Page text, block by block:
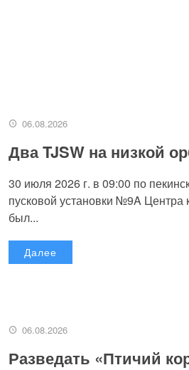
06.08.2026
Два TJSW на низкой
30 июля 2026 г. в 09:00 по
пусковой установки №9A Центра
был...
Далее
06.08.2026
Разведать «Птичий